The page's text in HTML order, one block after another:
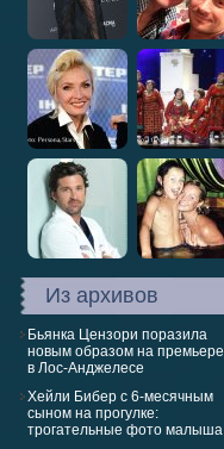
Из архивов
Бьянка Цензори поразила
новым образом на премьере
в Лос-Анджелесе
Хейли Бибер с 6-месячным
сыном на прогулке:
трогательные фото малыша